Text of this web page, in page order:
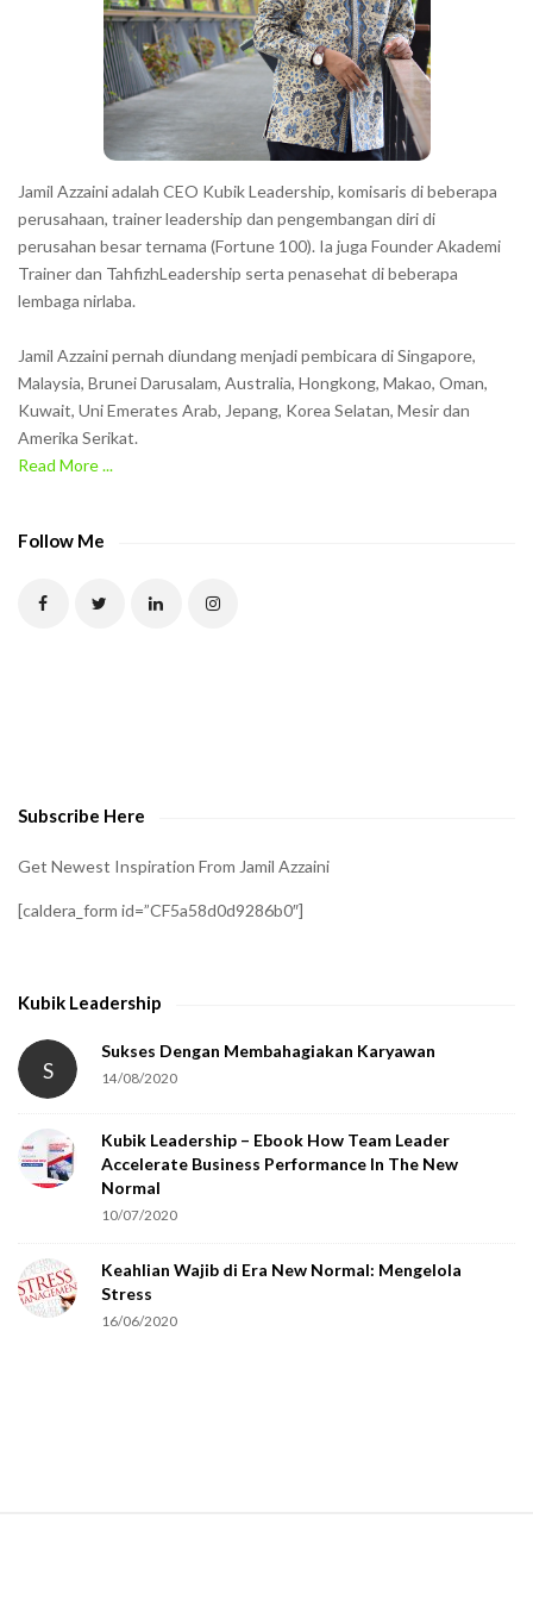
Jamil Azzaini adalah CEO Kubik Leadership, komisaris di beberapa
perusahaan, trainer leadership dan pengembangan diri di
perusahan besar ternama (Fortune 100). Ia juga Founder Akademi
Trainer dan TahfizhLeadership serta penasehat di beberapa
lembaga nirlaba.
Jamil Azzaini pernah diundang menjadi pembicara di Singapore,
Malaysia, Brunei Darusalam, Australia, Hongkong, Makao, Oman,
Kuwait, Uni Emerates Arab, Jepang, Korea Selatan, Mesir dan
Amerika Serikat.
Read More ...
Follow Me
Subscribe Here
Get Newest Inspiration From Jamil Azzaini
[caldera_form id=”CF5a58d0d9286b0″]
Kubik Leadership
S
Sukses Dengan Membahagiakan Karyawan
14/08/2020
Kubik Leadership – Ebook How Team Leader
Accelerate Business Performance In The New
Normal
10/07/2020
Keahlian Wajib di Era New Normal: Mengelola
Stress
16/06/2020